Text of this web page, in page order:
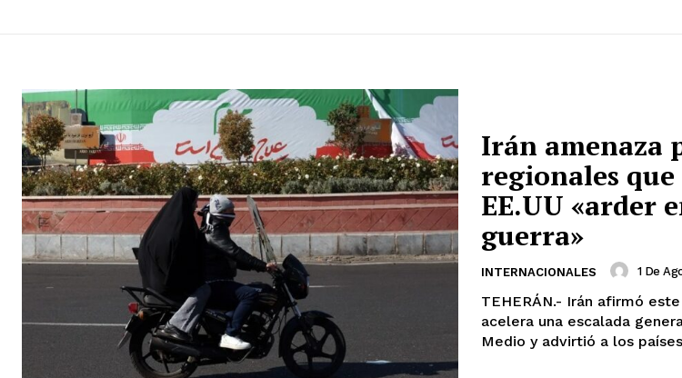
Irán amenaza
regionales
EE.UU «arder
guerra»
INTERNACIONALES 1 De
TEHERÁN.- Irán afirmó
acelera una escalada
Medio y advirtió a los